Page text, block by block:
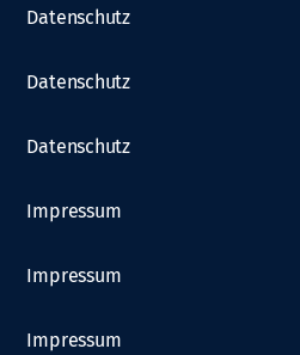
Datenschutz
Datenschutz
Datenschutz
Impressum
Impressum
Impressum